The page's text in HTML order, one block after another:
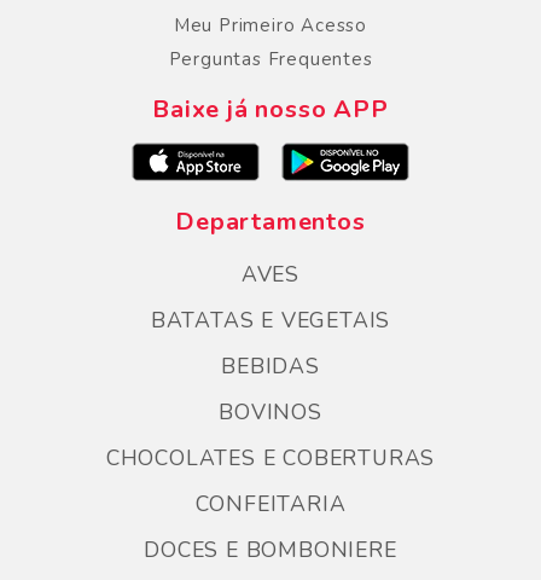
Meu Primeiro Acesso
Perguntas Frequentes
Baixe já nosso APP
Departamentos
AVES
BATATAS E VEGETAIS
BEBIDAS
BOVINOS
CHOCOLATES E COBERTURAS
CONFEITARIA
DOCES E BOMBONIERE